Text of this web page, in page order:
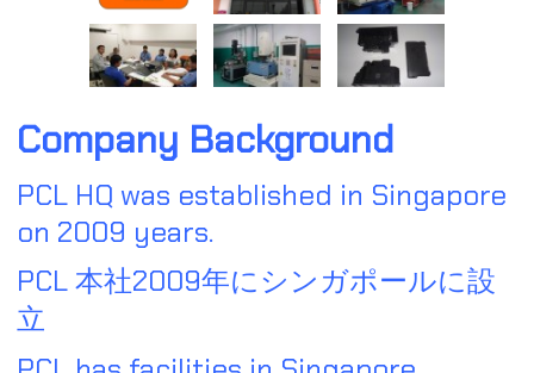
Company Background
PCL HQ was established in Singapore
on 2009 years.
PCL 本社2009年にシンガポールに設
立